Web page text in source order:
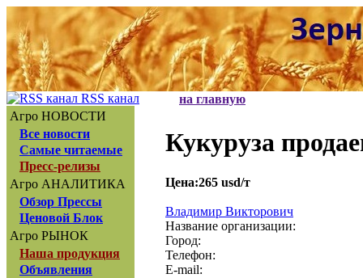
RSS канал
Агро НОВОСТИ
Все новости
Самые читаемые
Пресс-релизы
Агро АНАЛИТИКА
Обзор Прессы
Ценовой Блок
Агро РЫНОК
Наша продукция
Объявления
на главную
Кукуруза
Цена:265 usd/т
Владимир Викторович
Название организации:
Город:
Телефон:
E-mail: